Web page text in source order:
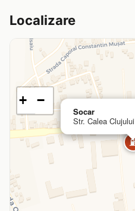
Localizare
Socar
Str. Calea
+ −